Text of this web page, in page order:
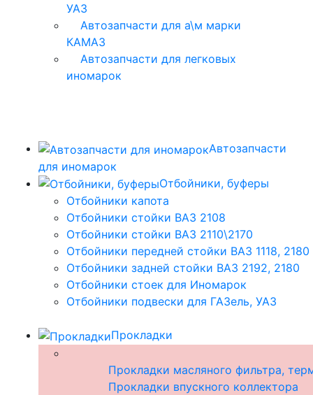
УАЗ
Автозапчасти для а\м марки
КАМАЗ
Автозапчасти для легковых
иномарок
Автозапчасти
для иномарок
Отбойники, буферы
Отбойники капота
Отбойники стойки ВАЗ 2108
Отбойники стойки ВАЗ 2110\2170
Отбойники передней стойки ВАЗ 1118, 2180
Отбойники задней стойки ВАЗ 2192, 2180
Отбойники стоек для Иномарок
Отбойники подвески для ГАЗель, УАЗ
Прокладки
Прокладки масляного фильтра,
Прокладки впускного коллектора